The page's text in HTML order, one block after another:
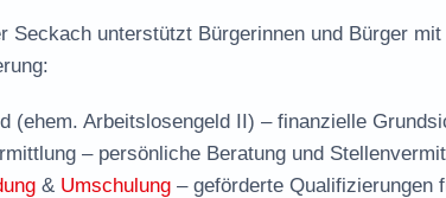
Seckach unterstützt Bürgerinnen und Bürger
(ehem. Arbeitslosengeld II) – finanzielle
– persönliche Beratung und
& Umschulung – geförderte Qualifizierungen